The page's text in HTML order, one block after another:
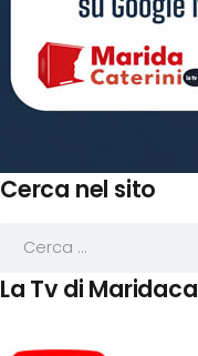
Cerca nel sito
La Tv di